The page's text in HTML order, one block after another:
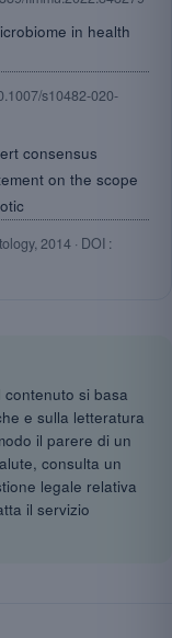
in health
s10482-020-
consensus
on the scope
2014 · DOI :
si basa
e sulla letteratura
il parere di un
consulta un
legale relativa
il servizio